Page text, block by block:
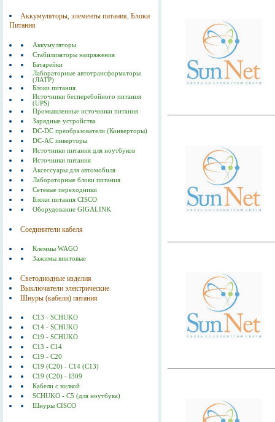
Аккумуляторы, элементы питания, Блоки
Питания
Аккумуляторы
Стабилизаторы напряжения
Батарейки
Лабораторные автотрансформаторы
(ЛАТР)
Блоки питания
Источники бесперебойного питания
(UPS)
Промышленные источники питания
Зарядные устройства
DC-DC преобразователи (Конверторы)
DC-AC инверторы
Источники питания для ноутбуков
Источники питания
Аксессуары для автомобиля
Лабораторные блоки питания
Сетевые переходники
Блоки питания CISCO
Оборудование GIGALINK
Соединители кабеля
Клеммы WAGO
Зажимы винтовые
Светодиодные изделия
Выключатели электрические
Шнуры (кабели) питания
C13 - SCHUKO
C14 - SCHUKO
C19 - SCHUKO
C13 - C14
C19 - C20
C19 (С20) - C14 (С13)
C19 (C20) - I309
Кабели с вилкой
SCHUKO - C5 (для ноутбука)
Шнуры CISCO